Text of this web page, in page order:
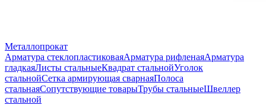
Металлопрокат
Арматура стеклопластиковаяАрматура рифленаяАрматура
гладкаяЛисты стальныеКвадрат стальнойУголок
стальнойСетка армирующая сварнаяПолоса
стальнаяСопутствующие товарыТрубы стальныеШвеллер
стальной